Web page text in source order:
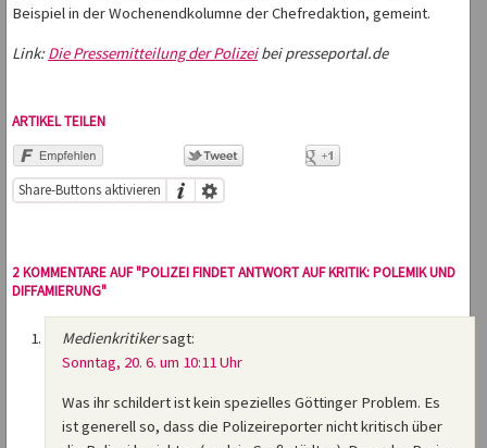
Beispiel in der Wochenendkolumne der Chefredaktion, gemeint.
Link:Die Pressemitteilung der Polizeibei presseportal.de
ARTIKEL TEILEN
Share-Buttons aktivieren
2 KOMMENTARE AUF "POLIZEI FINDET ANTWORT AUF KRITIK: POLEMIK UND
DIFFAMIERUNG"
Medienkritikersagt:
Sonntag, 20. 6. um 10:11 Uhr
Was ihr schildert ist kein spezielles Göttinger Problem. Es
ist generell so, dass die Polizeireporter nicht kritisch über